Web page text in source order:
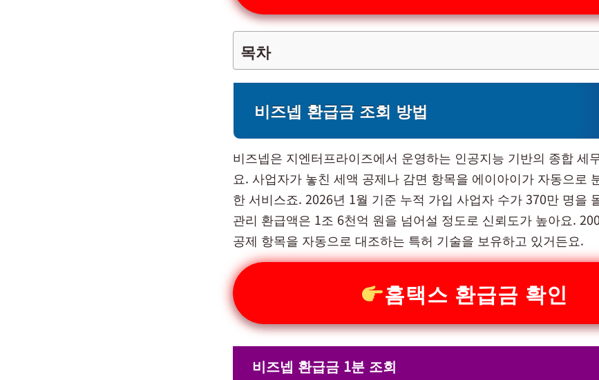
목차
비즈넵 환급금 조회 방법
비즈넵은 지엔터프라이즈에서 운영하는 인공지능 기반의 종합 세
요. 사업자가 놓친 세액 공제나 감면 항목을 에이아이가 자동으로
한 서비스죠. 2026년 1월 기준 누적 가입 사업자 수가 370만 명을
관리 환급액은 1조 6천억 원을 넘어설 정도로 신뢰도가 높아요.
공제 항목을 자동으로 대조하는 특허 기술을 보유하고 있거든요.
홈택스 환급금 확인
비즈넵 환급금 1분 조회